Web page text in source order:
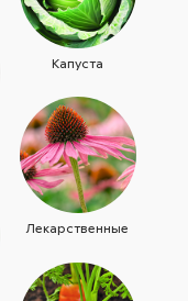
Капуста
Лекарственные